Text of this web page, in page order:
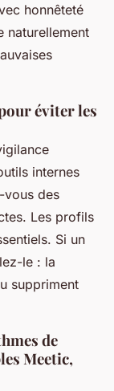
honnêteté
naturellement
éviter les
internes
vous des
Les profils
Si un
le : la
suppriment
de
Meetic,